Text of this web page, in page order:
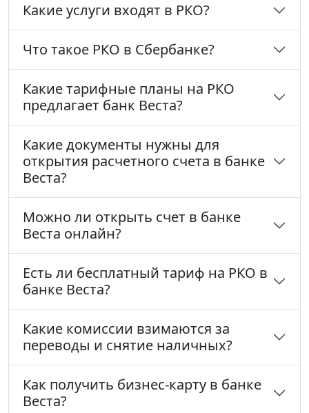
Какие услуги входят в РКО?
Что такое РКО в Сбербанке?
Какие тарифные планы на РКО
предлагает банк Веста?
Какие документы нужны для
открытия расчетного счета в банке
Веста?
Можно ли открыть счет в банке
Веста онлайн?
Есть ли бесплатный тариф на РКО в
банке Веста?
Какие комиссии взимаются за
переводы и снятие наличных?
Как получить бизнес-карту в банке
Веста?